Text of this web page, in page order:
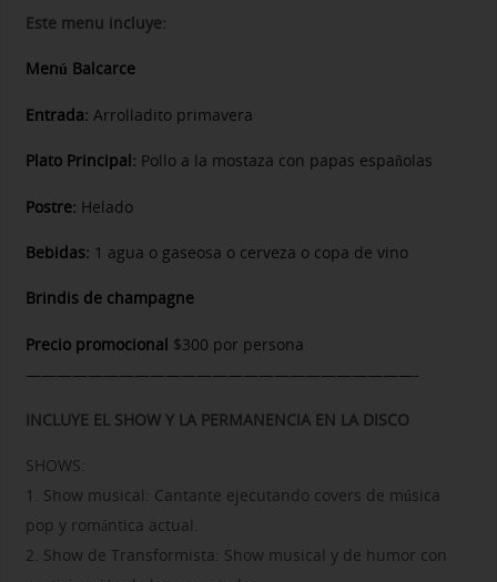
Este menu incluye:
Menú Balcarce
Entrada: Arrolladito primavera
Plato Principal: Pollo a la mostaza con papas españolas
Postre: Helado
Bebidas: 1 agua o gaseosa o cerveza o copa de vino
Brindis de champagne
Precio promocional $300 por persona
—————————————————————————-
INCLUYE EL SHOW Y LA PERMANENCIA EN LA DISCO
SHOWS:
1. Show musical: Cantante ejecutando covers de música
pop y romántica actual.
2. Show de Transformista: Show musical y de humor con